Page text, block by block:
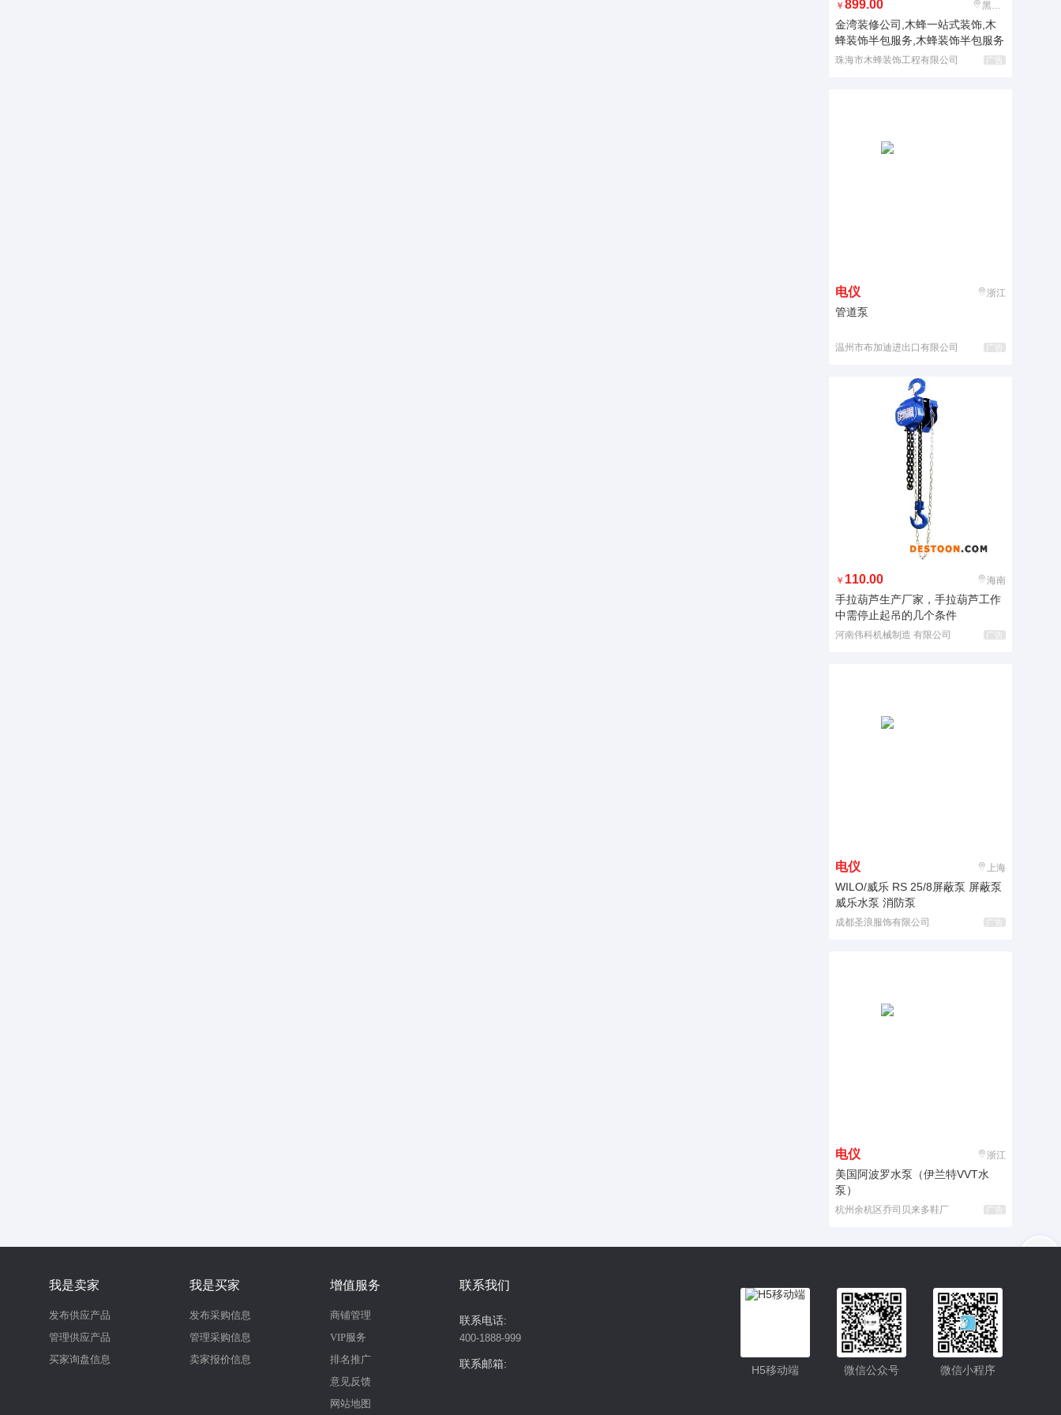
￥ 899.00 黑龙江
金湾装修公司,木蜂一站式装饰,木
蜂装饰半包服务,木蜂装饰半包服务
珠海市木蜂装饰工程有限公司 广告
电仪 浙江
管道泵
温州市布加迪进出口有限公司 广告
￥ 110.00 海南
手拉葫芦生产厂家，手拉葫芦工作
中需停止起吊的几个条件
河南伟科机械制造 有限公司 广告
电仪 上海
WILO/威乐 RS 25/8屏蔽泵 屏蔽泵
威乐水泵 消防泵
成都圣浪服饰有限公司 广告
电仪 浙江
美国阿波罗水泵（伊兰特VVT水
泵）
杭州余杭区乔司贝来多鞋厂 广告
我是卖家
发布供应产品
管理供应产品
买家询盘信息
我是买家
发布采购信息
管理采购信息
卖家报价信息
增值服务
商铺管理
VIP服务
排名推广
意见反馈
网站地图
联系我们
联系电话:
400-1888-999
联系邮箱: 微信小程序
微信公众号
H5移动端
小程序更便捷的查找产品